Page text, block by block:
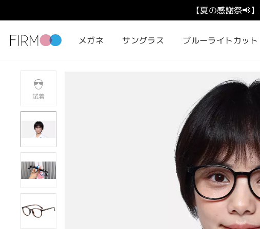
【夏の感謝祭📢】
メガネ サングラス ブルーライトカット
試着